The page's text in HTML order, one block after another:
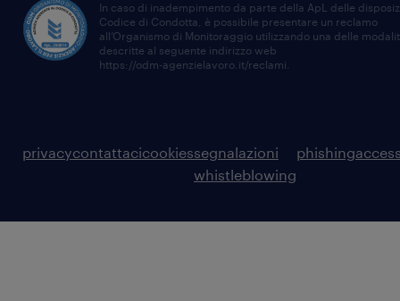
In caso di inadempimento da parte della ApL delle
Codice di Condotta, è possibile presentare un reclamo
all’Organismo di Monitoraggio utilizzando una delle
descritte al seguente indirizzo web
https://odm-agenzielavoro.it/reclami
privacycontattacicookiessegnalazioni
whistleblowing
phishing